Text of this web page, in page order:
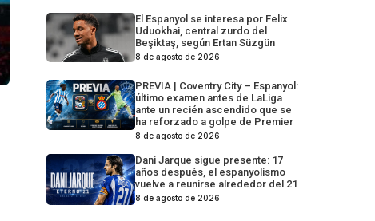
El Espanyol se interesa por Felix
Uduokhai, central zurdo del
Beşiktaş, según Ertan Süzgün
8 de agosto de 2026
PREVIA | Coventry City – Espanyol:
último examen antes de LaLiga
ante un recién ascendido que se
ha reforzado a golpe de Premier
8 de agosto de 2026
Dani Jarque sigue presente: 17
años después, el espanyolismo
vuelve a reunirse alrededor del 21
8 de agosto de 2026